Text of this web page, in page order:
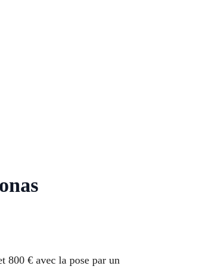
800 € avec la pose par un